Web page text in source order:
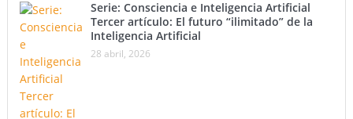
Serie: Consciencia e Inteligencia Artificial
Tercer artículo: El futuro “ilimitado” de la
Inteligencia Artificial
28 abril, 2026